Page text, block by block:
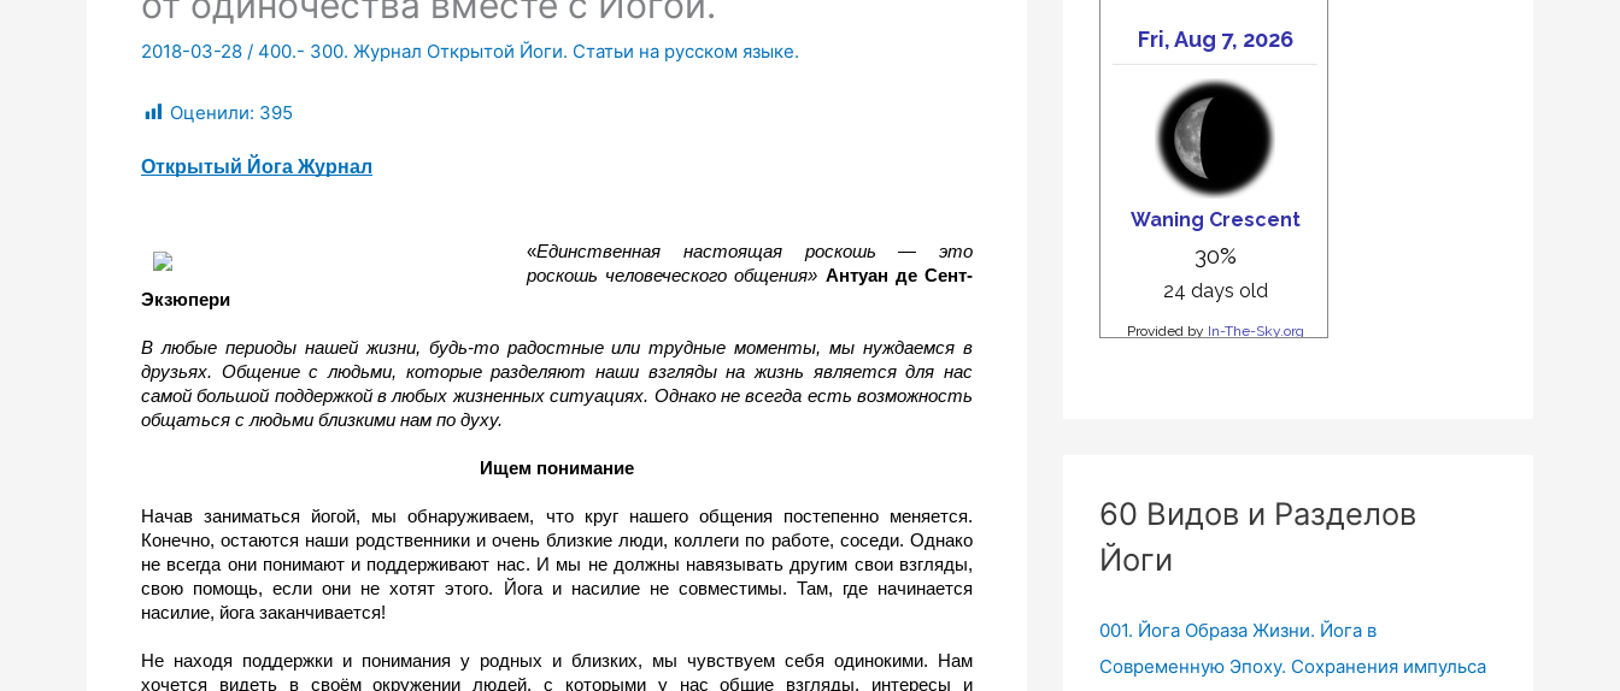
2018-03-28 / 400.- 300. Журнал Открытой Йоги. Статьи на русском языке.
Оценили: 395
Открытый Йога Журнал
«Единственная настоящая роскошь — это
роскошь человеческого общения» Антуан де Сент-
Экзюпери
В любые периоды нашей жизни, будь-то радостные или трудные моменты, мы нуждаемся в
друзьях. Общение с людьми, которые разделяют наши взгляды на жизнь является для нас
самой большой поддержкой в любых жизненных ситуациях. Однако не всегда есть возможность
общаться с людьми близкими нам по духу.
Ищем понимание
Начав заниматься йогой, мы обнаруживаем, что круг нашего общения постепенно меняется.
Конечно, остаются наши родственники и очень близкие люди, коллеги по работе, соседи. Однако
не всегда они понимают и поддерживают нас. И мы не должны навязывать другим свои взгляды,
свою помощь, если они не хотят этого. Йога и насилие не совместимы. Там, где начинается
насилие, йога заканчивается!
Не находя поддержки и понимания у родных и близких, мы чувствуем себя одинокими. Нам
хочется видеть в своём окружении людей, с которыми у нас общие взгляды, интересы и
60 Видов и Разделов
Йоги
001. Йога Образа Жизни. Йога в
Современную Эпоху. Сохранения импульса